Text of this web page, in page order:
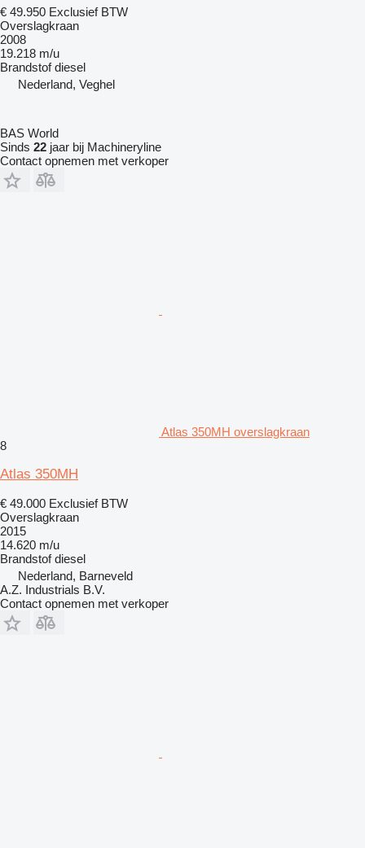
€ 49.950 Exclusief BTW
Overslagkraan
2008
19.218 m/u
Brandstof diesel
Nederland, Veghel
BAS World
Sinds 22 jaar bij Machineryline
Contact opnemen met verkoper
Atlas 350MH overslagkraan
8
Atlas 350MH
€ 49.000 Exclusief BTW
Overslagkraan
2015
14.620 m/u
Brandstof diesel
Nederland, Barneveld
A.Z. Industrials B.V.
Contact opnemen met verkoper